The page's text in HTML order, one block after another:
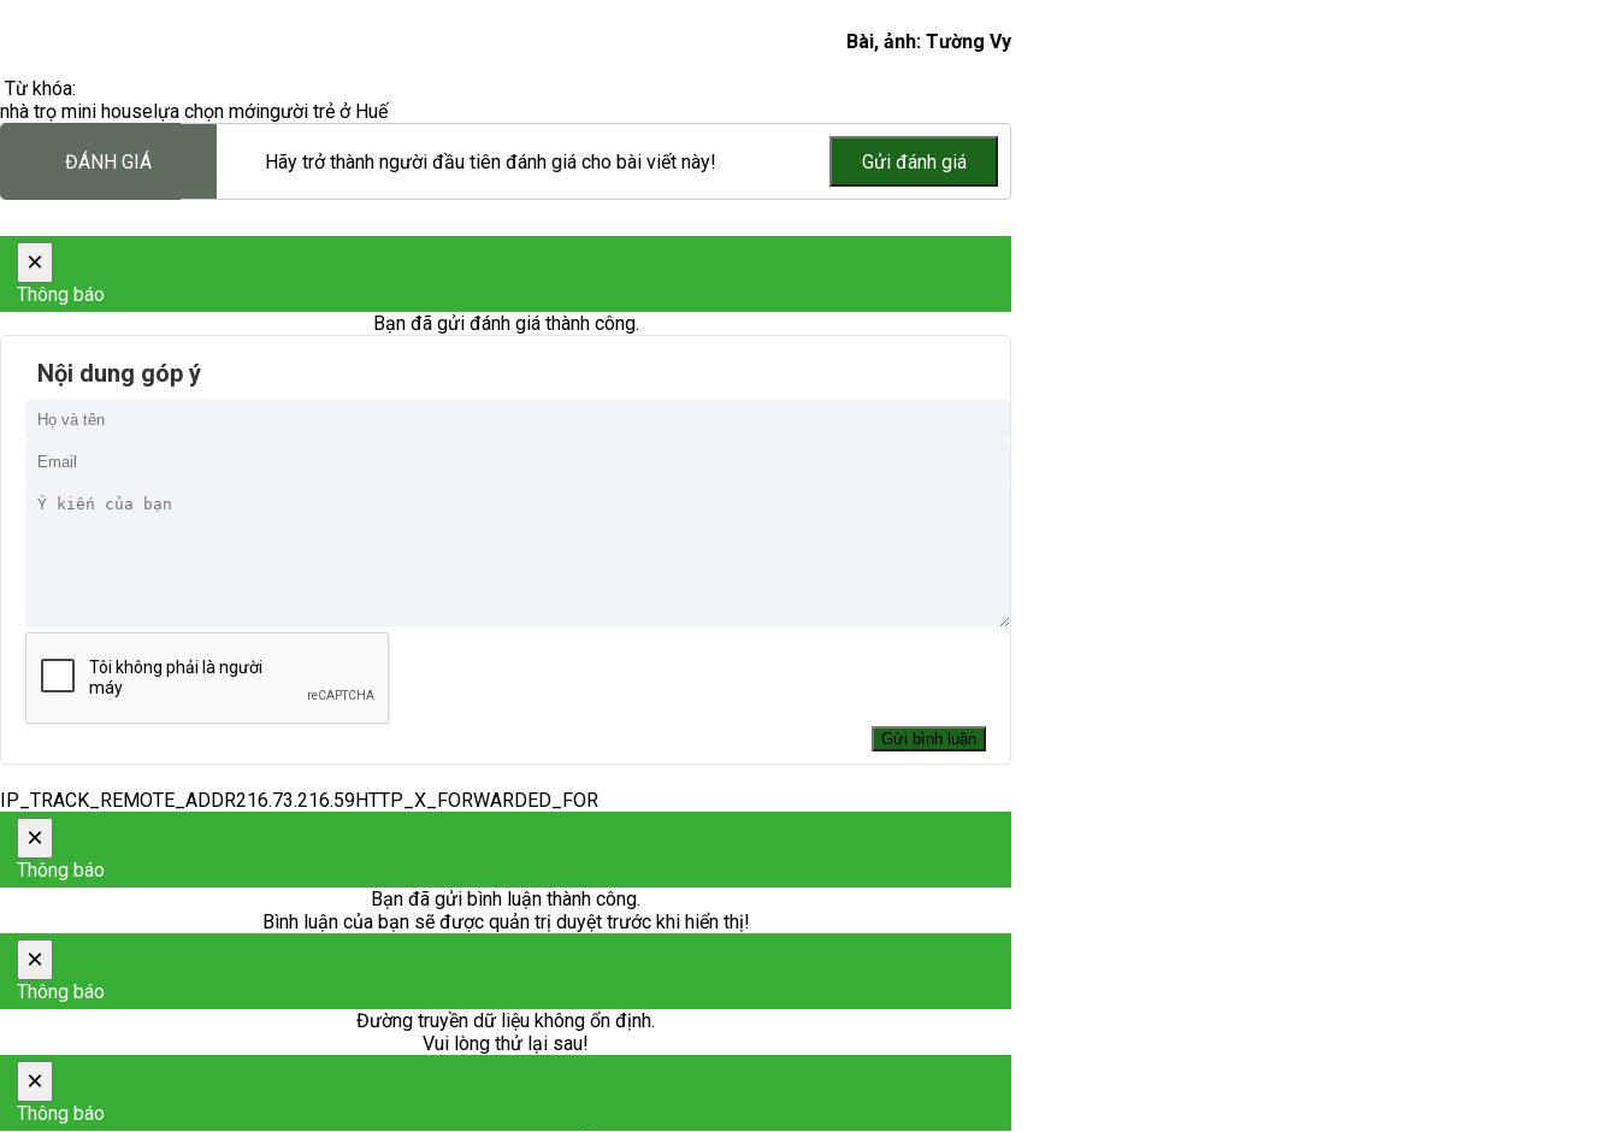
Bài, ảnh: Tường Vy
Từ khóa:
nhà trọ mini houselựa chọn mớingười trẻ ở Huế
ĐÁNH GIÁ Hãy trở thành người đầu tiên đánh giá cho bài viết này!
×
Thông báo
Bạn đã gửi đánh giá thành công.
Nội dung góp ý
IP_TRACK_REMOTE_ADDR216.73.216.59HTTP_X_FORWARDED_FOR
×
Thông báo
Bạn đã gửi bình luận thành công.
Bình luận của bạn sẽ được quản trị duyệt trước khi hiển thị!
×
Thông báo
Đường truyền dữ liệu không ổn định.
Vui lòng thử lại sau!
×
Thông báo